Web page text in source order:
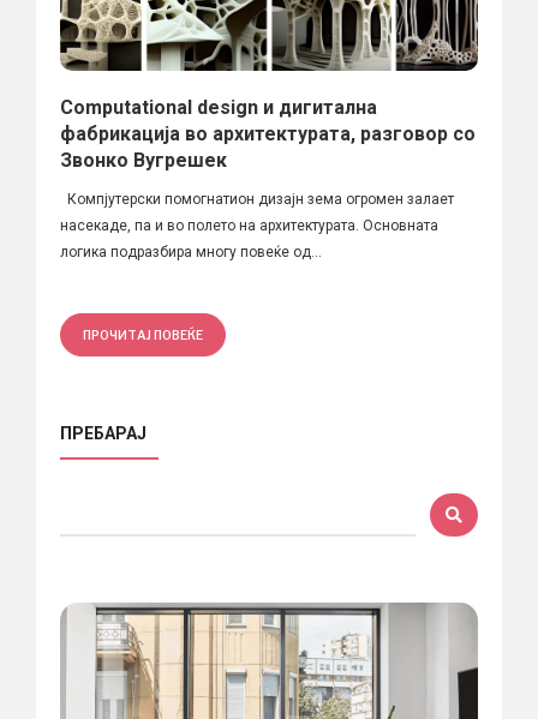
Computational design и дигитална
фабрикација во архитектурата, разговор со
Звонко Вугрешек
Компјутерски помогнатион дизајн зема огромен залает
насекаде, па и во полето на архитектурата. Основната
логика подразбира многу повеќе од...
ПРОЧИТАЈ ПОВЕЌЕ
ПРЕБАРАЈ